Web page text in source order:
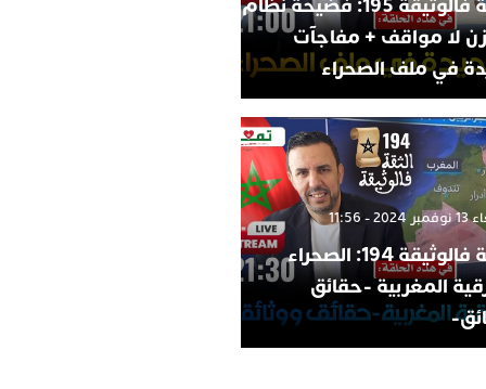
الثقة فالوثيقة 195: فضيحة نظام
لا مواقف + مفاجآت
في ملف الصحراء
- 11:56
الثقة فالوثيقة 194: الصحراء
المغربية -حقائق